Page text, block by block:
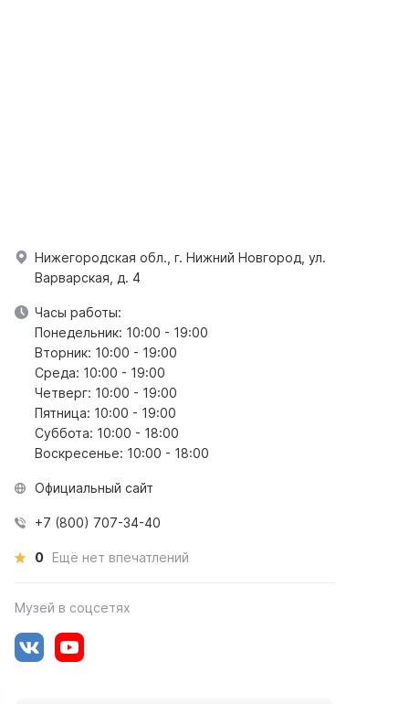
Нижегородская обл., г. Нижний Новгород, ул.
Варварская, д. 4
Часы работы:
Понедельник: 10:00 - 19:00
Вторник: 10:00 - 19:00
Среда: 10:00 - 19:00
Четверг: 10:00 - 19:00
Пятница: 10:00 - 19:00
Суббота: 10:00 - 18:00
Воскресенье: 10:00 - 18:00
Официальный сайт
+7 (800) 707-34-40
0 Ещё нет впечатлений
Музей в соцсетях